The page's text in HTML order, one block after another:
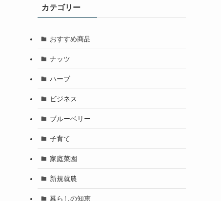
カテゴリー
おすすめ商品
ナッツ
ハーブ
ビジネス
ブルーベリー
子育て
家庭菜園
新規就農
暮らしの知恵